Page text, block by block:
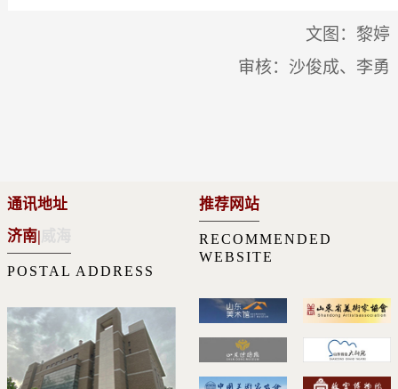
文图：黎婷
审核：沙俊成、李勇
通讯地址
济南|
POSTAL ADDRESS
推荐网站
RECOMMENDED
WEBSITE